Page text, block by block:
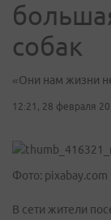
собак
«Они нам жизни
12:21, 28 февраля
Фото: pixabay.com
В сети жители